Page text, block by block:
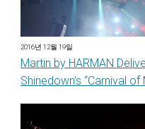
2016년 12월 19일
Martin by HARMAN
Shinedown’s “Carnival